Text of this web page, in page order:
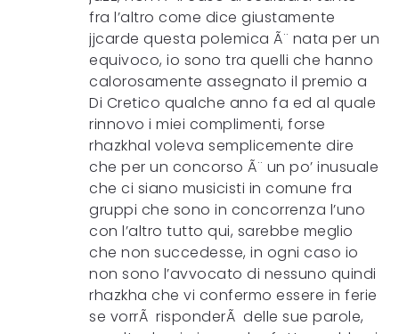
fra l’altro come dice giustamente
jjcarde questa polemica Ã¨ nata per un
equivoco, io sono tra quelli che hanno
calorosamente assegnato il premio a
Di Cretico qualche anno fa ed al quale
rinnovo i miei complimenti, forse
rhazkhal voleva semplicemente dire
che per un concorso Ã¨ un po’ inusuale
che ci siano musicisti in comune fra
gruppi che sono in concorrenza l’uno
con l’altro tutto qui, sarebbe meglio
che non succedesse, in ogni caso io
non sono l’avvocato di nessuno quindi
rhazkha che vi confermo essere in ferie
se vorrÃ risponderÃ delle sue parole,